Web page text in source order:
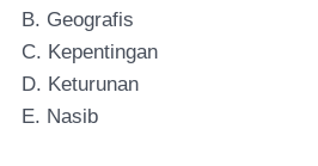
B. Geografis
C. Kepentingan
D. Keturunan
E. Nasib